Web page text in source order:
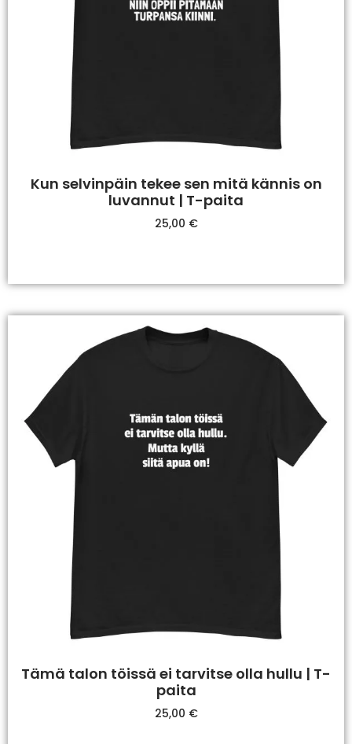
Kun selvinpäin tekee sen mitä kännis on
luvannut | T-paita
25,00 €
Tämä talon töissä ei tarvitse olla hullu | T-
paita
25,00 €